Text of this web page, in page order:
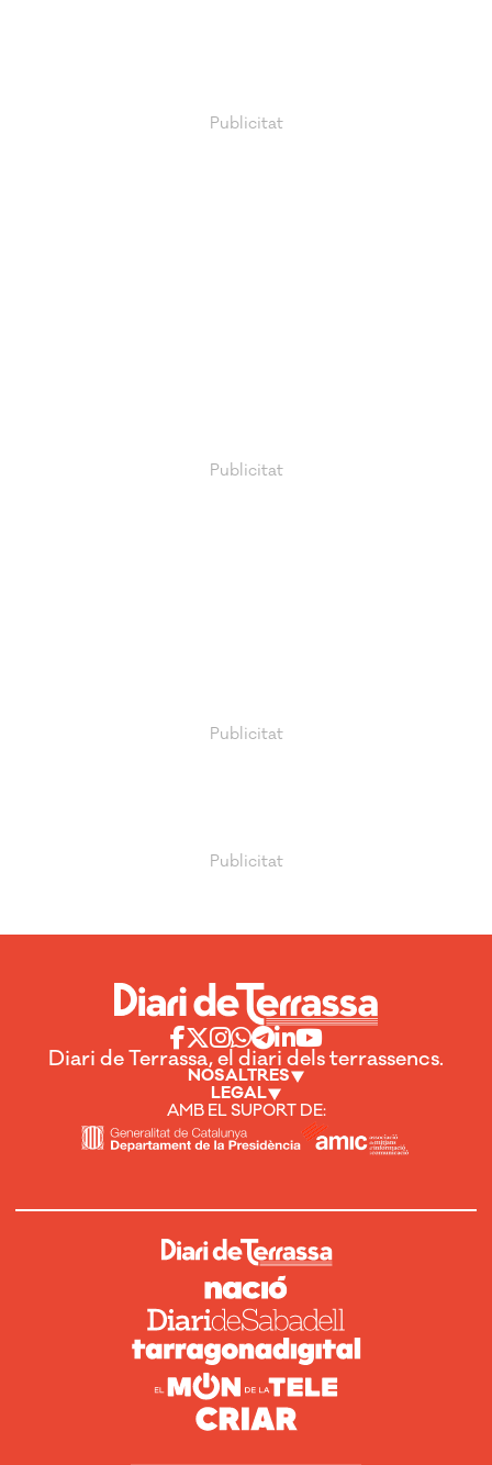
Diari de Terrassa, el diari dels terrassencs.
NOSALTRES
LEGAL
AMB EL SUPORT DE: